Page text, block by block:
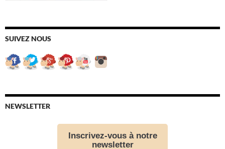
SUIVEZ NOUS
NEWSLETTER
Inscrivez-vous à notre
newsletter